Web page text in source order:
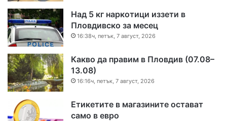
Над 5 кг наркотици иззети в
Пловдивско за месец
16:38ч, петък, 7 август, 2026
Какво да правим в Пловдив (07.08–
13.08)
16:16ч, петък, 7 август, 2026
Етикетите в магазините остават
само в евро